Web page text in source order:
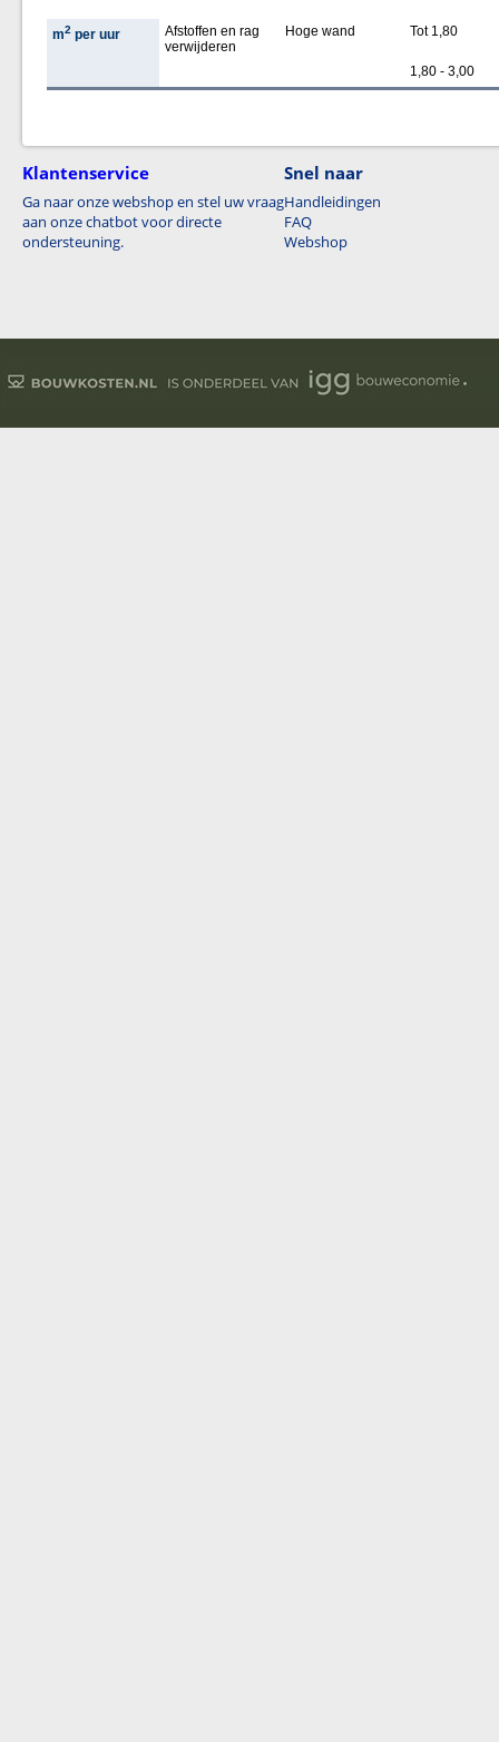
m2per uur
Afstoffen en rag
verwijderen
Hoge wand Tot 1,80
1,80 - 3,00
Klantenservice
Ga naar onze webshop en stel uw vraag
aan onze chatbot voor directe
ondersteuning.
Snel naar
Handleidingen
FAQ
Webshop